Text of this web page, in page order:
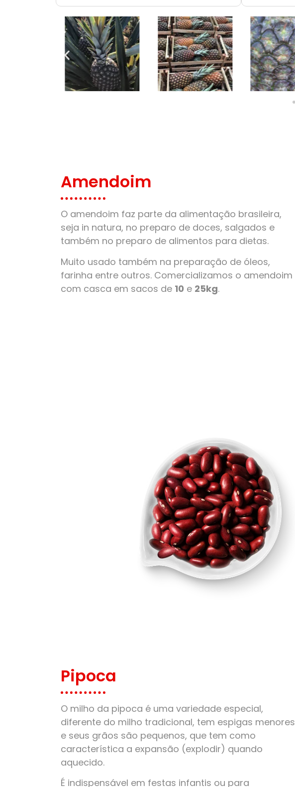
Amendoim
O amendoim faz parte da alimentação brasileira,
seja in natura, no preparo de doces, salgados e
também no preparo de alimentos para dietas.
Muito usado também na preparação de óleos,
farinha entre outros. Comercializamos o amendoim
com casca em sacos de 10 e 25kg.
Pipoca
O milho da pipoca é uma variedade especial,
diferente do milho tradicional, tem espigas menores
e seus grãos são pequenos, que tem como
característica a expansão (explodir) quando
aquecido.
É indispensável em festas infantis ou para